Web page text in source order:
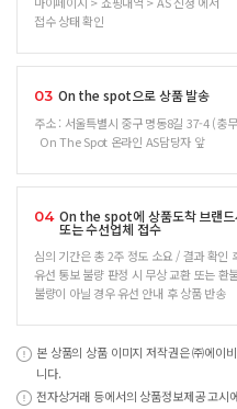
접수 상태 확인
03 On the spot으로 상품 발송
주소 : 서울특별시 중구 명동8길 37-4 (충
On The Spot 온라인 AS담당자 앞
04 On the spot에 상품도착 브랜드
또는 수선업체 접수
심의 기간은 총 2주 정도 소요 / 결과 확인
유선 통보 불량 판정 시 무상 교환 또는 환
불량이 아닐 경우 유선 안내 후 상품 반송
본 상품의 상품 이미지 저작권은 ㈜에이
니다.
전자상거래 등에서의 상품정보제공 고시